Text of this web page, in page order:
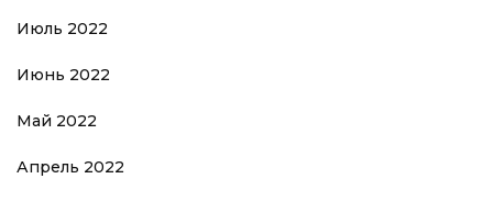
Июль 2022
Июнь 2022
Май 2022
Апрель 2022